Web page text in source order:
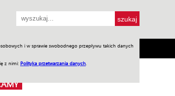
i w sprawie swobodnego przepływu takich danych
z nimi: Polityka przetwarzania danych
Jednodniówki Praca w WIW